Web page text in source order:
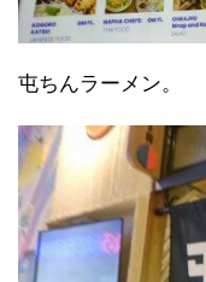
屯ちんラーメン。